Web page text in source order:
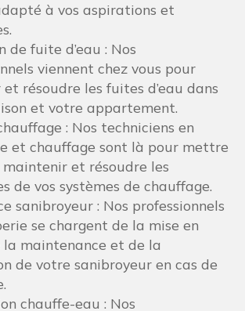
à vos aspirations et
de fuite d’eau : Nos
viennent chez vous pour
résoudre les fuites d’eau dans
et votre appartement.
: Nos techniciens en
et chauffage sont là pour mettre
maintenir et résoudre les
de vos systèmes de chauffage.
sanibroyeur : Nos professionnels
se chargent de la mise en
la maintenance et de la
de votre sanibroyeur en cas de
chauffe-eau : Nos